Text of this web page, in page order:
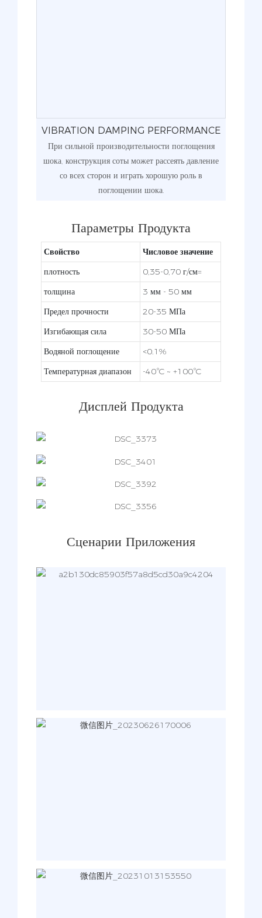
VIBRATION DAMPING PERFORMANCE
При сильной производительности поглощения
шока, конструкция соты может рассеять давление
со всех сторон и играть хорошую роль в
поглощении шока.
Параметры Продукта
Свойство
Числовое значение
плотность
0,35-0,70 г/см=
толщина
3 мм - 50 мм
Предел прочности
20-35 МПа
Изгибающая сила
30-50 МПа
Водяной поглощение
<0.1%
Температурная диапазон
-40°C ~ +100°C
Дисплей Продукта
Сценарии Приложения